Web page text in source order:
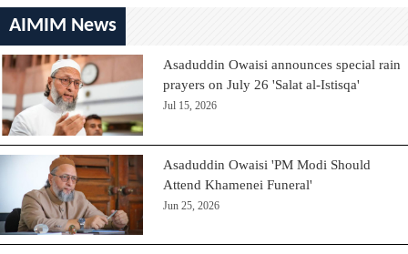
AIMIM News
Asaduddin Owaisi announces special rain
prayers on July 26 'Salat al-Istisqa'
Jul 15, 2026
Asaduddin Owaisi 'PM Modi Should
Attend Khamenei Funeral'
Jun 25, 2026